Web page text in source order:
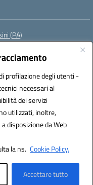
profilazione degli utenti -
necessari al
dei servizi
utilizzati, inoltre,
disposizione da Web
la ns. Cookie Policy.
Accettare tutto
(PA)
(IPA): istsc_paic88700d
Solution S.r.l.
Italia